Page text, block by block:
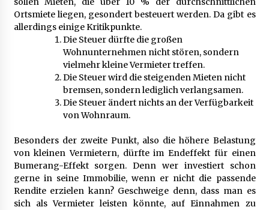
Kündigungsschutzklage: Was Arbeitnehmer
nach einer Kündigung wissen sollten
5 Monaten ago
Mietverwaltung in Karlsruhe: Zuverlässige
Immobilienbetreuung
5 Monaten ago
Ortsmiete liegen, gesondert besteuert werden. Da gibt es
allerdings einige Kritikpunkte.
Die Steuer dürfte die großen
Wohnunternehmen nicht stören, sondern
vielmehr kleine Vermieter treffen.
Die Steuer wird die steigenden Mieten nicht
bremsen, sondern lediglich verlangsamen.
Die Steuer ändert nichts an der Verfügbarkeit
von Wohnraum.
Besonders der zweite Punkt, also die höhere Belastung
von kleinen Vermietern, dürfte im Endeffekt für einen
Bumerang-Effekt sorgen. Denn wer investiert schon
gerne in seine Immobilie, wenn er nicht die passende
Rendite erzielen kann? Geschweige denn, dass man es
sich als Vermieter leisten könnte, auf Einnahmen zu